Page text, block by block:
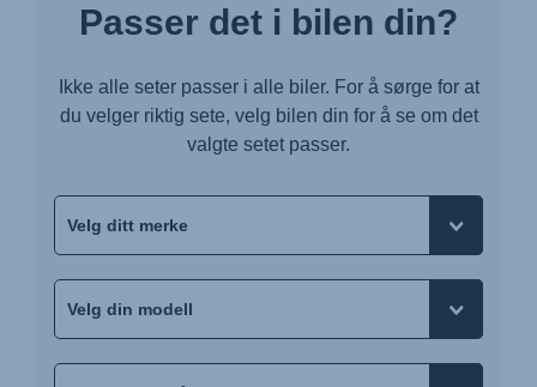
Passer det i bilen din?
Ikke alle seter passer i alle biler. For å sørge for at
du velger riktig sete, velg bilen din for å se om det
valgte setet passer.